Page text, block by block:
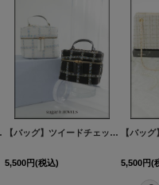
[B-110-250929-1]
【IM】 【バッグ】ツイードチェックバニティバッグ【Fサイズ/2カラー】[OF03]
5,500円(税込) 5,500円(